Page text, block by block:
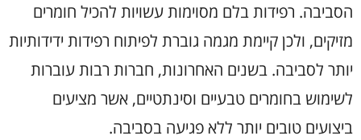
הסביבה. רפידות בלם מסוימות עשויות להכיל חומרים
מזיקים, ולכן קיימת מגמה גוברת לפיתוח רפידות ידידותיות
יותר לסביבה. בשנים האחרונות, חברות רבות עוברות
לשימוש בחומרים טבעיים וסינתטיים, אשר מציעים
ביצועים טובים יותר ללא פגיעה בסביבה.